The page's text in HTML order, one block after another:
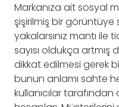
Markanıza ait sosyal
şişirilmiş bir
yakalarsınız mantı
sayısı oldukça
dikkat edilmesi gerek
bunun anlamı sahte
kullanıcılar